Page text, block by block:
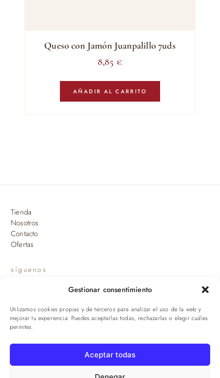
Gestionar consentimiento
Utilizamos cookies propias y de terceros para analizar el uso de la web y
mejorar tu experiencia. Puedes aceptarlas todas, rechazarlas o elegir cuáles
permites.
Aceptar todas
Queso con Jamón Juanpalillo 7uds
8,85 €
AÑADIR AL CARRITO
Tienda
Nosotros
Contacto
Ofertas
síguenos
suscríbete a nuestras novedades
© 2026 Viandas de la Sierra · Damaroca Ibéricos S.L. · B-90471293 ·